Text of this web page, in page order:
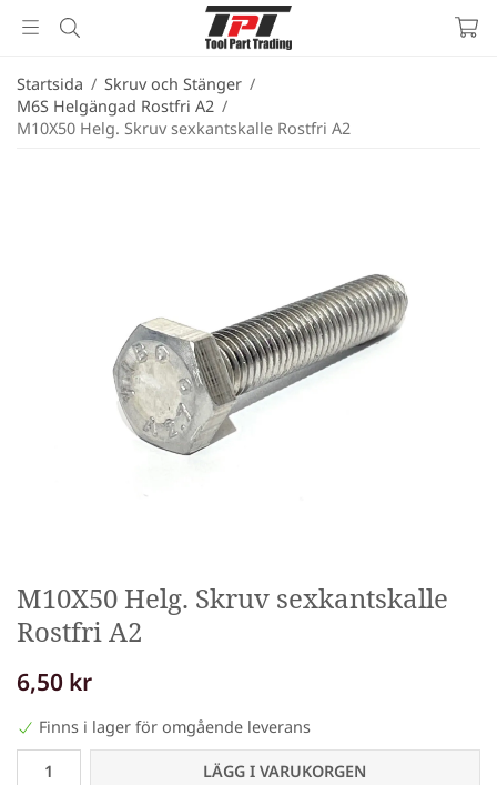
Startsida / Skruv och Stänger /
M6S Helgängad Rostfri A2 /
M10X50 Helg. Skruv sexkantskalle Rostfri A2
M10X50 Helg. Skruv sexkantskalle
Rostfri A2
6,50 kr
Finns i lager för omgående leverans
LÄGG I VARUKORGEN